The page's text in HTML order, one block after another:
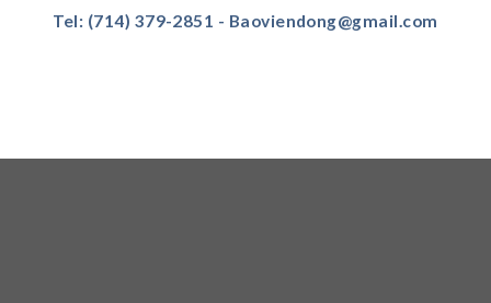
Tel: (714) 379-2851 - Baoviendong@gmail.com